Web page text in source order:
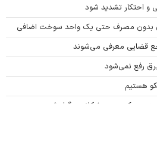
و احتکار تشدید شود
قضایی معرفی می‌شوند
رفع نمی‌شود
هستیم